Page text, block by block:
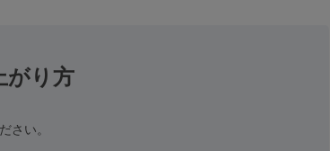
がり方
さい。